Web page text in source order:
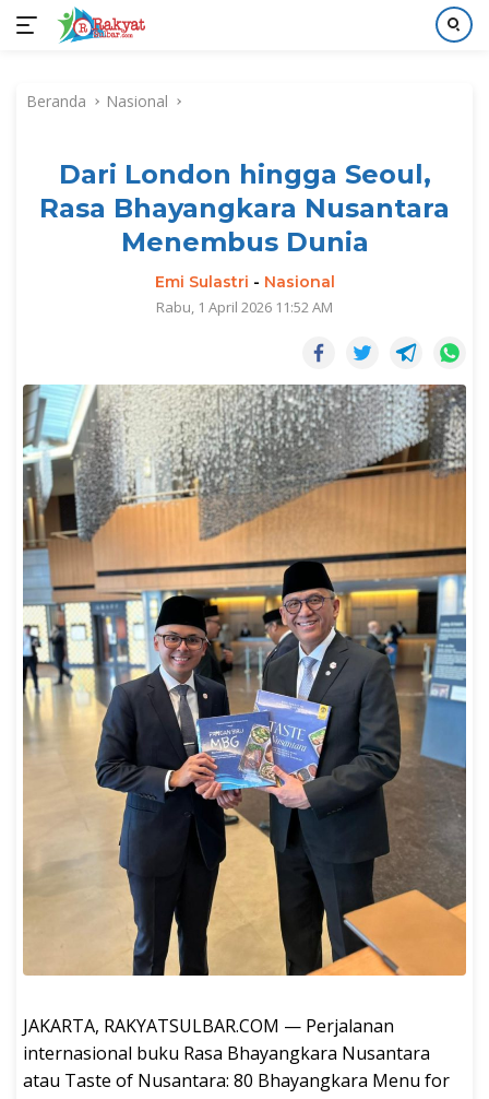
kontenBeranda Nasional
Dari London hingga Seoul,
Rasa Bhayangkara Nusantara
Menembus Dunia
Emi Sulastri - Nasional
Rabu, 1 April 2026 11:52 AM
JAKARTA, RAKYATSULBAR.COM — Perjalanan
internasional buku Rasa Bhayangkara Nusantara
atau Taste of Nusantara: 80 Bhayangkara Menu for